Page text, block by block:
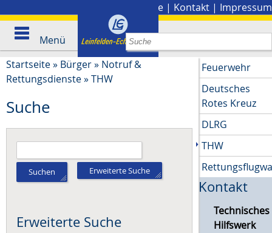
Presse | Kontakt | Impressum
Menü
Startseite» Bürger» Notruf &
Rettungsdienste»THW
Suche
Suchen Erweiterte Suche
Erweiterte Suche
Feuerwehr
Deutsches
Rotes Kreuz
DLRG
THW
Kontakt
Technisches
Hilfswerk